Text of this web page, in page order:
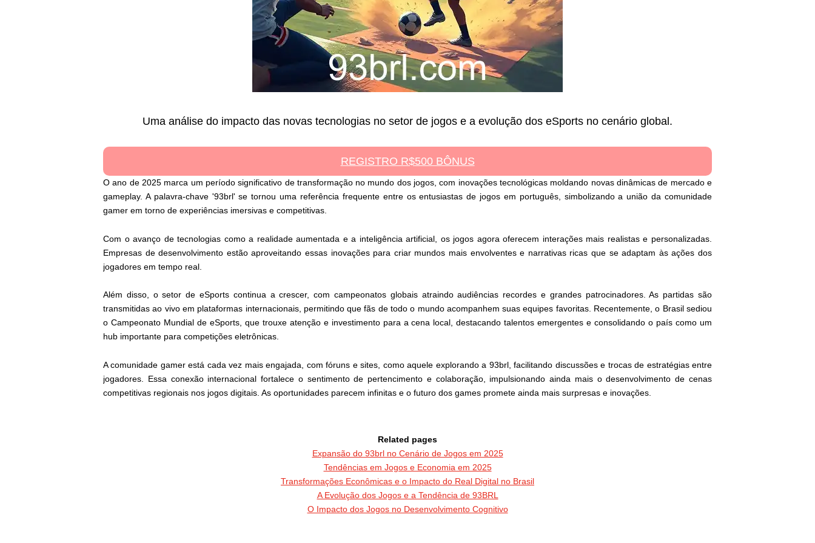
Uma análise do impacto das novas tecnologias no setor de jogos e a evolução dos eSports no cenário global.
REGISTRO R$500 BÔNUS
O ano de 2025 marca um período significativo de transformação no mundo dos jogos, com inovações tecnológicas moldando novas dinâmicas de mercado e
gameplay. A palavra-chave '93brl' se tornou uma referência frequente entre os entusiastas de jogos em português, simbolizando a união da comunidade
gamer em torno de experiências imersivas e competitivas.
Com o avanço de tecnologias como a realidade aumentada e a inteligência artificial, os jogos agora oferecem interações mais realistas e personalizadas.
Empresas de desenvolvimento estão aproveitando essas inovações para criar mundos mais envolventes e narrativas ricas que se adaptam às ações dos
jogadores em tempo real.
Além disso, o setor de eSports continua a crescer, com campeonatos globais atraindo audiências recordes e grandes patrocinadores. As partidas são
transmitidas ao vivo em plataformas internacionais, permitindo que fãs de todo o mundo acompanhem suas equipes favoritas. Recentemente, o Brasil sediou
o Campeonato Mundial de eSports, que trouxe atenção e investimento para a cena local, destacando talentos emergentes e consolidando o país como um
hub importante para competições eletrônicas.
A comunidade gamer está cada vez mais engajada, com fóruns e sites, como aquele explorando a 93brl, facilitando discussões e trocas de estratégias entre
jogadores. Essa conexão internacional fortalece o sentimento de pertencimento e colaboração, impulsionando ainda mais o desenvolvimento de cenas
competitivas regionais nos jogos digitais. As oportunidades parecem infinitas e o futuro dos games promete ainda mais surpresas e inovações.
Related pages
Expansão do 93brl no Cenário de Jogos em 2025
Tendências em Jogos e Economia em 2025
Transformações Econômicas e o Impacto do Real Digital no Brasil
A Evolução dos Jogos e a Tendência de 93BRL
O Impacto dos Jogos no Desenvolvimento Cognitivo